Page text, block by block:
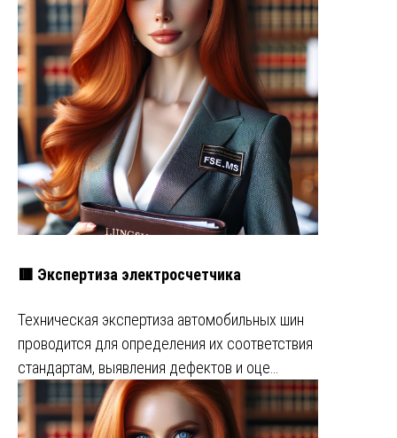
🟥 Экспертиза электросчетчика
Техническая экспертиза автомобильных шин
проводится для определения их соответствия
стандартам, выявления дефектов и оце…